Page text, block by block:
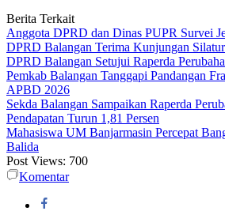
Berita Terkait
Anggota DPRD dan Dinas PUPR Survei
DPRD Balangan Terima Kunjungan
DPRD Balangan Setujui Raperda
Pemkab Balangan Tanggapi Pandangan
APBD 2026
Sekda Balangan Sampaikan Raperda
Pendapatan Turun 1,81 Persen
Mahasiswa UM Banjarmasin Percepat
Balida
Post Views: 700
Komentar